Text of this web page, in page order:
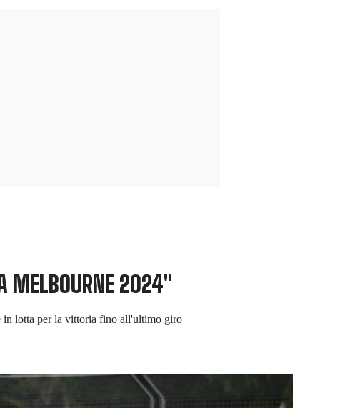
MELBOURNE 2024"
in lotta per la vittoria fino all'ultimo giro